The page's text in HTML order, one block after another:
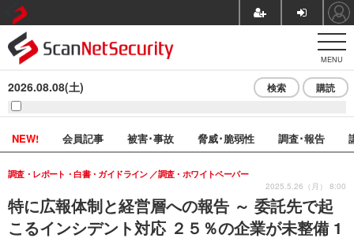
MENU
2026.08.08(土) 検索 購読
NEW! 会員記事 被害･事故 脅威･脆弱性 調査･報告
特に広報体制と経営層への報告 ～ 委託先で起
こるインシデント対応 ２５％の企業が未整備 1
調査・レポート・白書・ガイドライン 調査・ホワイトペーパー
2025.5.26（月） 8:00